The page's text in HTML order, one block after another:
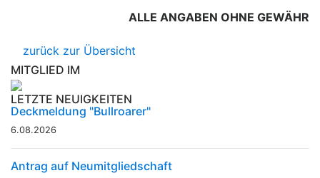
ALLE ANGABEN OHNE GEWÄHR
zurück zur Übersicht
MITGLIED IM
LETZTE NEUIGKEITEN
Deckmeldung "Bullroarer"
6.08.2026
Antrag auf Neumitgliedschaft